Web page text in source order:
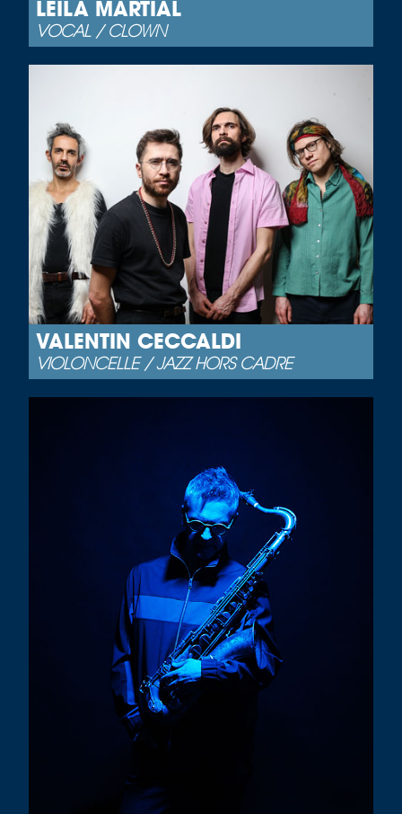
LEÏLA MARTIAL
VOCAL / CLOWN
VALENTIN CECCALDI
VIOLONCELLE / JAZZ HORS CADRE